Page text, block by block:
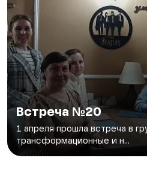
Встреча №20
1 апреля прошла встреча в
трансформационные и н...